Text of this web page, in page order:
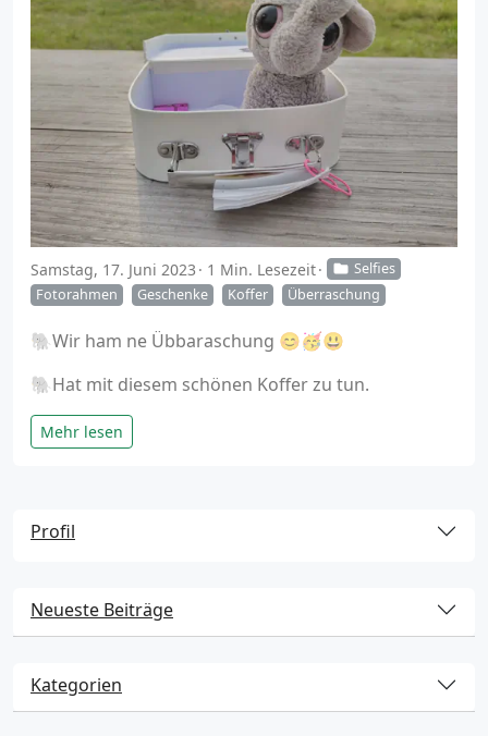
Samstag, 17. Juni 2023 1 Min. Lesezeit
Selfies
Fotorahmen
Geschenke Koffer Überraschung
🐘Wir ham ne Übbaraschung 😊🥳😃
🐘Hat mit diesem schönen Koffer zu tun.
Mehr lesen
Profil
Neueste Beiträge
Kategorien